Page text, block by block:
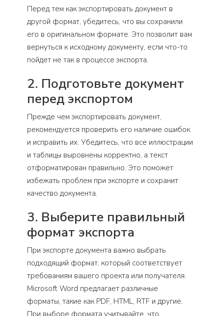
Перед тем как экспортировать документ в
другой формат, убедитесь, что вы сохранили
его в оригинальном формате. Это позволит вам
вернуться к исходному документу, если что-то
пойдет не так в процессе экспорта.
2. Подготовьте документ
перед экспортом
Прежде чем экспортировать документ,
рекомендуется проверить его наличие ошибок
и исправить их. Убедитесь, что все иллюстрации
и таблицы выровнены корректно, а текст
отформатирован правильно. Это поможет
избежать проблем при экспорте и сохранит
качество документа.
3. Выберите правильный
формат экспорта
При экспорте документа важно выбрать
подходящий формат, который соответствует
требованиям вашего проекта или получателя.
Microsoft Word предлагает различные
форматы, такие как PDF, HTML, RTF и другие.
При выборе формата учитывайте, что